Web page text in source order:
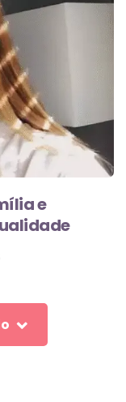
e